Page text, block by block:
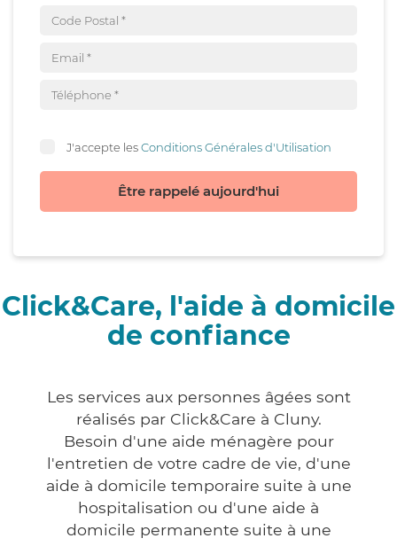
J'accepte lesConditions Générales d'Utilisation
Être rappelé aujourd'hui
Click&Care, l'aide à domicile
de confiance
Les services aux personnes âgées sont
réalisés par Click&Care à Cluny.
Besoin d'une aide ménagère pour
l'entretien de votre cadre de vie, d'une
aide à domicile temporaire suite à une
hospitalisation ou d'une aide à
domicile permanente suite à une